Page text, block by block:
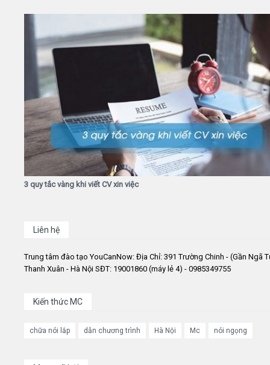
3 quy tắc vàng khi viết CV xin việc
Liên hệ
Trung tâm đào tạo YouCanNow: Địa Chỉ: 391 Trường Chinh - (Gần Ngã
Thanh Xuân - Hà Nội SĐT: 19001860 (máy lẻ 4) - 0985349755
Kiến thức MC
chữa nói lắp dẫn chương trình Hà Nội Mc nói ngọng